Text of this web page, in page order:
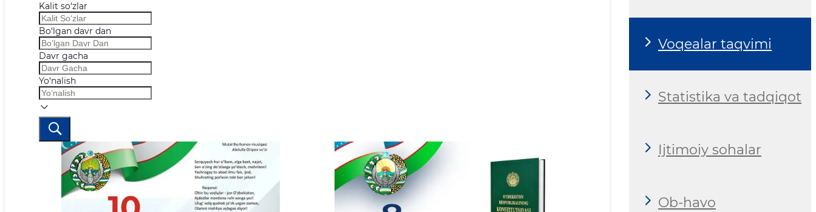
Kalit so‘zlar
Bo‘lgan davr dan
Davr gacha
Yo‘nalish
Voqealar taqvimi
Statistika va tadqiqot
Ijtimoiy sohalar
Ob-havo